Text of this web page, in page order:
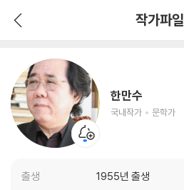
작가파일
한만수
국내작가 문학가
출생
1955년 출생